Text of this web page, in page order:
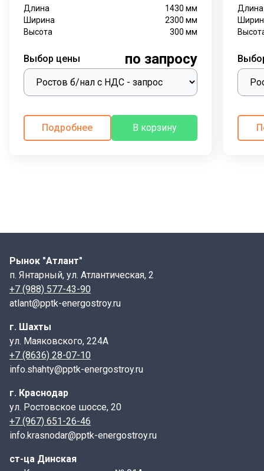
Длина 1430мм
Ширина
2300мм
Высота
300мм
Выбор цены по запросу
Подробнее В корзину
Длина
Рынок "Атлант"
п. Янтарный, ул. Атлантическая, 2
+7 (988) 577-43-90
atlant@pptk-energostroy.ru
г. Шахты
ул. Маяковского, 224А
+7 (8636) 28-07-10
info.shahty@pptk-energostroy.ru
г. Краснодар
ул. Ростовское шоссе, 20
+7 (967) 651-26-46
info.krasnodar@pptk-energostroy.ru
ст-ца Динская